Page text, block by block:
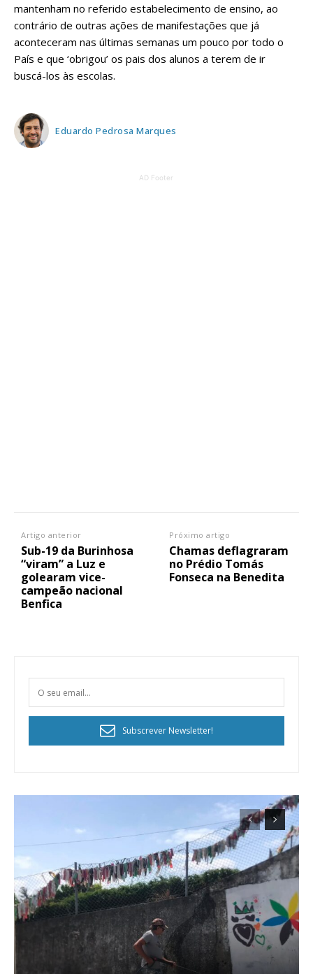
mantenham no referido estabelecimento de ensino, ao
contrário de outras ações de manifestações que já
aconteceram nas últimas semanas um pouco por todo o
País e que ‘obrigou’ os pais dos alunos a terem de ir
buscá-los às escolas.
Eduardo Pedrosa Marques
AD Footer
Artigo anterior
Sub-19 da Burinhosa
“viram” a Luz e
golearam vice-
campeão nacional
Benfica
Próximo artigo
Chamas deflagraram
no Prédio Tomás
Fonseca na Benedita
Subscrever Newsletter!